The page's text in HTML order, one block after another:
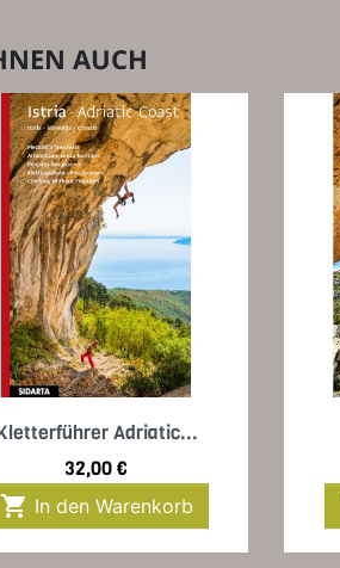
AUCH
VorschauAdriatic...
Preis
32,00 €
 In den Warenkorb